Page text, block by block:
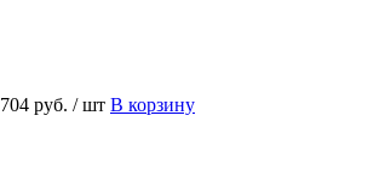
704 руб. / шт В корзину